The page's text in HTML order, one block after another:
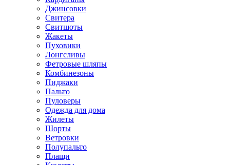
Джинсовки
Свитера
Свитшоты
Жакеты
Пуховики
Лонгсливы
Фетровые шляпы
Комбинезоны
Пиджаки
Пальто
Пуловеры
Одежда для дома
Жилеты
Шорты
Ветровки
Полупальто
Плащи